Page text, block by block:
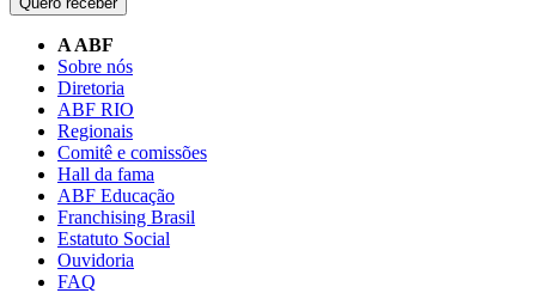
A ABF
Sobre nós
Diretoria
ABF RIO
Regionais
Comitê e comissões
Hall da fama
ABF Educação
Franchising Brasil
Estatuto Social
Ouvidoria
FAQ